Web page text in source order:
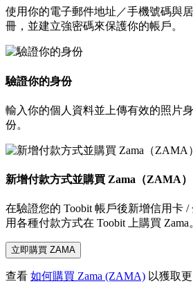
使用你的電子郵件地址／手機號碼與
冊，並建立強密碼來保護你的帳戶。
驗證你的身份
輸入你的個人資料並上傳有效的照片
份。
新增付款方式並購買 Zama（ZAMA）
在驗證您的 Toobit 帳戶後新增信用卡
用各種付款方式在 Toobit 上購買 Zama
立即購買 ZAMA
查看 如何購買 Zama (ZAMA) 以獲取更